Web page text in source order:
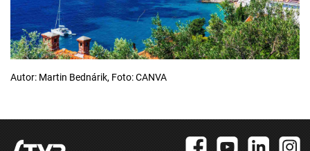
Autor: Martin Bednárik, Foto: CANVA